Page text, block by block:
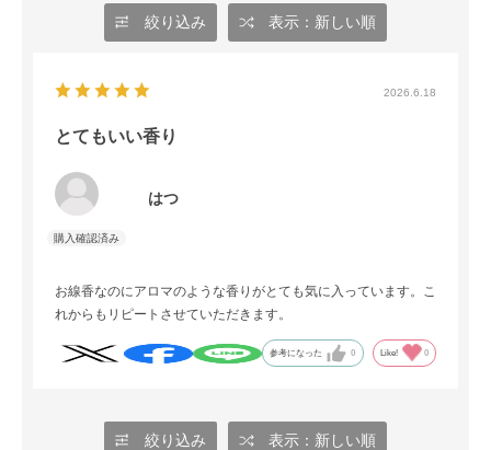
絞り込み 表示：新しい順
2026.6.18
とてもいい香り
はつ
お線香なのにアロマのような香りがとても気に入っています。こ
れからもリピートさせていただきます。
参考になった 0 Like! 0
絞り込み 表示：新しい順